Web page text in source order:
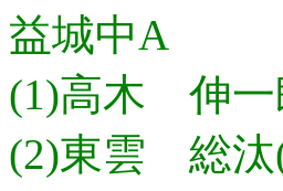
益城中A
(1)高木 伸一
(2)東雲 総汰